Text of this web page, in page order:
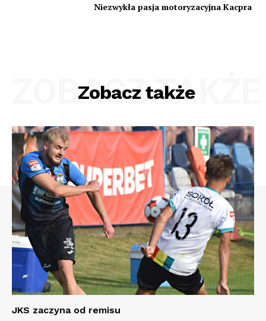
Niezwykła pasja motoryzacyjna Kacpra
Zobacz także
ZOBACZ TAKŻE
JKS zaczyna od remisu